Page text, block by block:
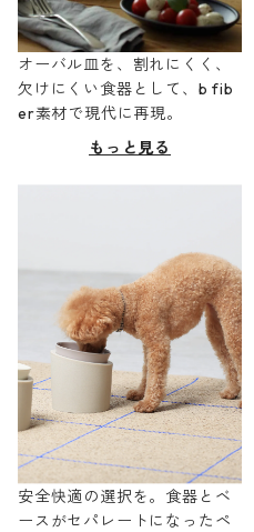
オーバル皿を、割れにくく、
欠けにくい食器として、b fib
er素材で現代に再現。
もっと見る
安全快適の選択を。食器とベ
ースがセパレートになったペ